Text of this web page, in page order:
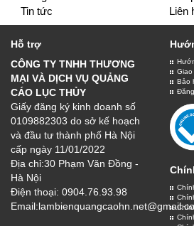
BIỂN QUẢNG CÁO
Chất lượng
Số 30 Phạm Văn Đồng, Hà Nội